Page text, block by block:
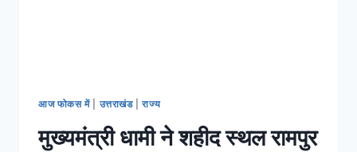
आज फोकस में| उत्तराखंड|राज्य
मुख्यमंत्री धामी ने शहीद स्थल रामपुर